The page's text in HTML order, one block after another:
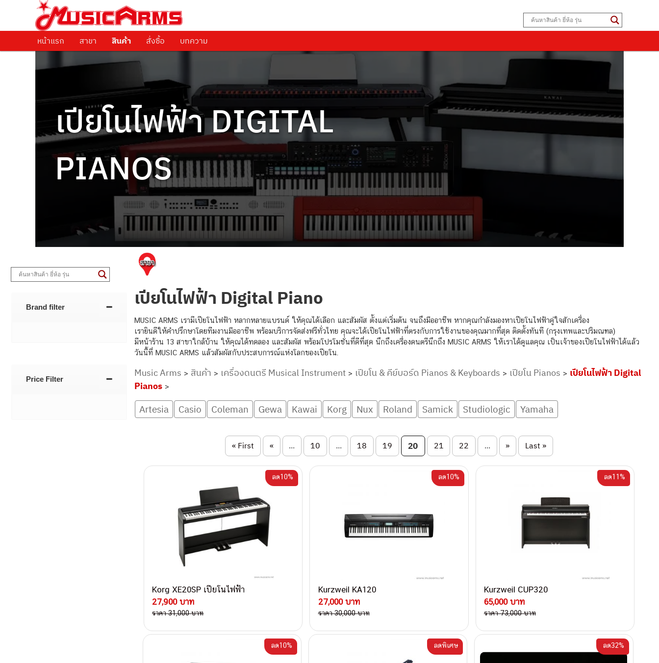
Music Arms
ศูนย์รวมครื่องดนตรีทุกชนิด ตั้งแต่เริ่มต้นถึงมืออาชีพ
Skip to primary content
Skip to secondary content
หน้าแรก สาขา สินค้า สั่งซื้อ บทความ
เปียโนไฟฟ้า DIGITAL
PIANOS
เปียโนไฟฟ้า Digital Piano
MUSIC ARMS เรามีเปียโนไฟฟ้า หลากหลายแบรนด์ ให้คุณได้เลือก และสัมผัส ตั้งแต่เริ่มต้น จนถึงมืออาชีพ หากคุณกำลังมองหาเปียโนไฟฟ้าคู่ใจสักเครื่อง
เรายินดีให้คำปรึกษาโดยทีมงานมืออาชีพ พร้อมบริการจัดส่งฟรีทั่วไทย คุณจะได้เปียโนไฟฟ้าที่ตรงกับการใช้งานของคุณมากที่สุด ติดตั้งทันที (กรุงเทพและปริมณฑล)
มีหน้าร้าน 13 สาขาใกล้บ้าน ให้คุณได้ทดลอง และสัมผัส พร้อมโปรโมชั่นที่ดีที่สุด นึกถึงเครื่องดนตรีนึกถึง MUSIC ARMS ให้เราได้ดูแลคุณ เป็นเจ้าของเปียโนไฟฟ้าได้แล้ว
วันนี้ที่ MUSIC ARMS แล้วสัมผัสกับประสบการณ์แห่งโลกของเปียโน.
Music Arms > สินค้า > เครื่องดนตรี Musical Instrument> เปียโน & คีย์บอร์ด Pianos & Keyboards > เปียโน Pianos > เปียโนไฟฟ้า Digital
Pianos>
Artesia Casio Coleman Gewa Kawai Korg Nux Roland Samick Studiologic Yamaha
Post navigation « First « ... 10 ... 18 19 20 21 22 ... » Last »
Korg XE20SP เปียโนไฟฟ้า
27,900 บาท
ลด10%
ราคา 31,000 บาท
Kurzweil KA120
27,000 บาท
ลด10%
ราคา 30,000 บาท
Kurzweil CUP320
65,000 บาท
ลด11%
ราคา 73,000 บาท
ลด10% ลดพิเศษ ลด32%
Brand filter
Price Filter